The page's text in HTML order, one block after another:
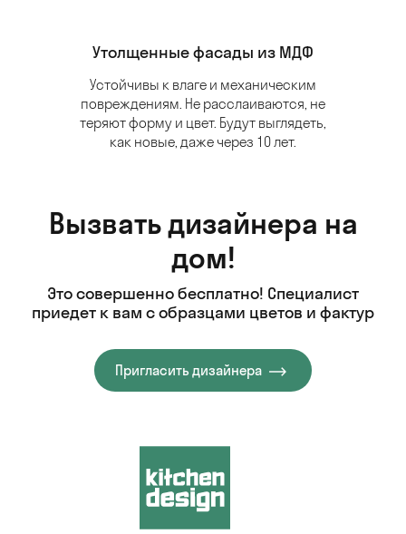
Утолщенные фасады из МДФ
Устойчивы к влаге и механическим
повреждениям. Не расслаиваются, не
теряют форму и цвет. Будут выглядеть,
как новые, даже через 10 лет.
Вызвать дизайнера на
дом!
Это совершенно бесплатно! Специалист
приедет к вам с образцами цветов и фактур
Пригласить дизайнера